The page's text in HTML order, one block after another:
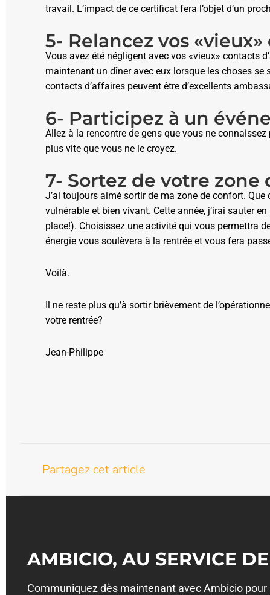
travail. L’impact de ce certificat fera l’objet d’un
5- Relancez vos
Vous avez été négligent avec vos «vieux» contacts
maintenant un dîner avec eux lorsque les choses
contacts d’affaires peuvent être d’excellents
6- Participez à un
Allez à la rencontre de gens que vous ne
plus vite que vous ne le croyez.
7- Sortez de votre zone
J’ai toujours aimé sortir de ma zone de confort.
vulnérable et bien vivant. Cette année, j’irai sauter
place!). Choisissez une activité qui vous permettra
énergie vous soulèvera à la rentrée et vous fera
Voilà.
Il ne reste plus qu’à sortir brièvement de
votre rentrée?
Jean-Philippe
Partagez cet article
AMBICIO, AU SERVICE
Communiquez dès maintenant avec Ambicio